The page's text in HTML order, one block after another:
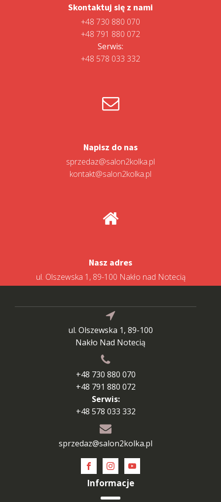
Skontaktuj się z nami
+48 730 880 070
+48 791 880 072
Serwis:
+48 578 033 332
Napisz do nas
sprzedaz@salon2kolka.pl
kontakt@salon2kolka.pl
Nasz adres
ul. Olszewska 1, 89-100 Nakło nad Notecią
ul. Olszewska 1, 89-100
Nakło Nad Notecią
+48 730 880 070
+48 791 880 072
Serwis:
+48 578 033 332
sprzedaz@salon2kolka.pl
Informacje